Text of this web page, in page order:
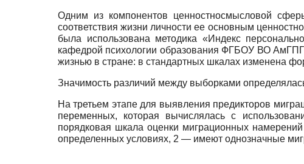
Одним из компонентов ценностно­смысловой
соответствия жизни личности ее основным
была использована методика «Индекс
кафедрой психологии образования ФГБОУ ВО
жизнью в стране: в стандартных шкалах изменена
Значимость различий между выборками
На третьем этапе для выявления пре­дикторов
переменных, которая вычислялась с
порядковая шкала оценки миграционных
определенных условиях, 2 — имеют однозначные